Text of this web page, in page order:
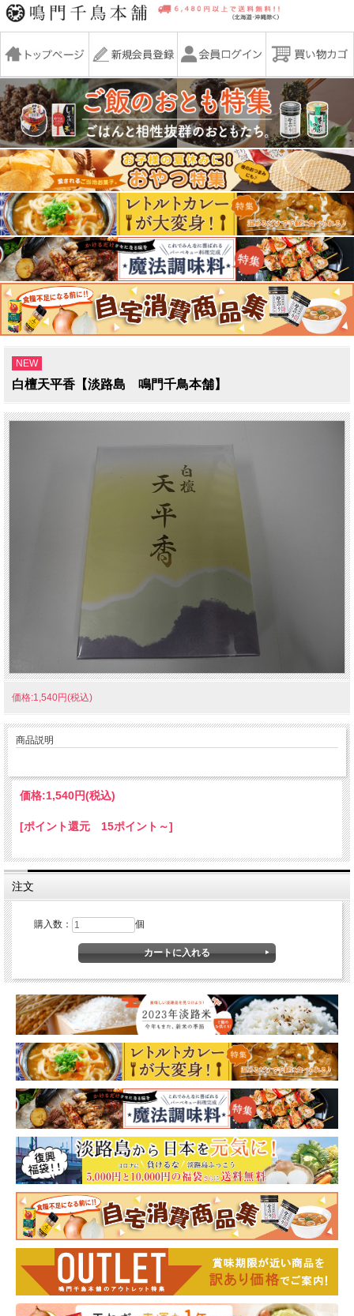
NEW
白檀天平香【淡路島 鳴門千鳥本舗】
価格:1,540円(税込)
商品説明
価格:1,540円(税込)
[ポイント還元 15ポイント～]
注文
購入数： 個